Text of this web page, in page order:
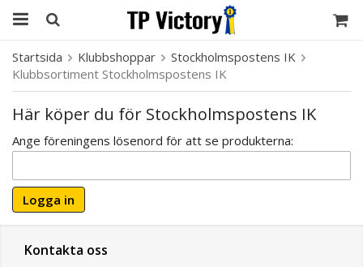
Startsida Klubbshoppar
Stockholmspostens IK
Klubbsortiment Stockholmspostens IK
Här köper du för Stockholmspostens IK
Ange föreningens lösenord för att se produkterna:
Logga in
Kontakta oss